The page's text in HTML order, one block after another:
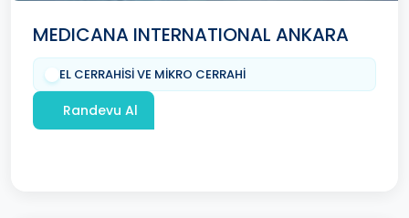
MEDICANA INTERNATIONAL ANKARA
EL CERRAHİSİ VE MİKRO CERRAHİ
Randevu Al